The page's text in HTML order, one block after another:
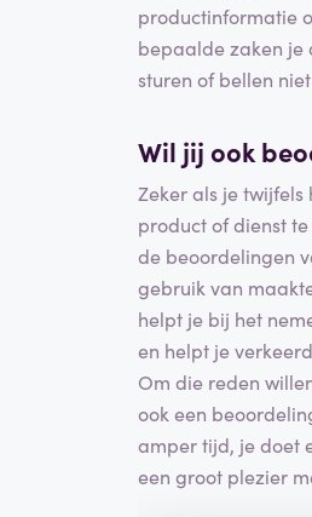
productinformatie
bepaalde zaken je
sturen of bellen
Wil jij ook
Zeker als je
product of dienst
de beoordelingen
gebruik van
helpt je bij het
en helpt je
Om die reden
ook een
amper tijd, je doet
een groot plezier